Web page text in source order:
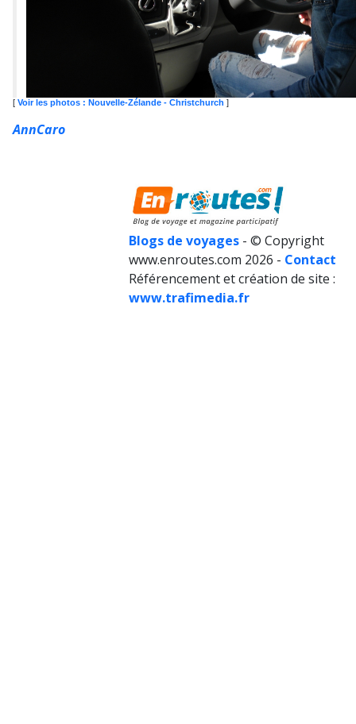
[ Voir les photos : Nouvelle-Zélande - Christchurch ]
AnnCaro
Blogs de voyages - © Copyright
www.enroutes.com 2026 - Contact
Référencement et création de site :
www.trafimedia.fr